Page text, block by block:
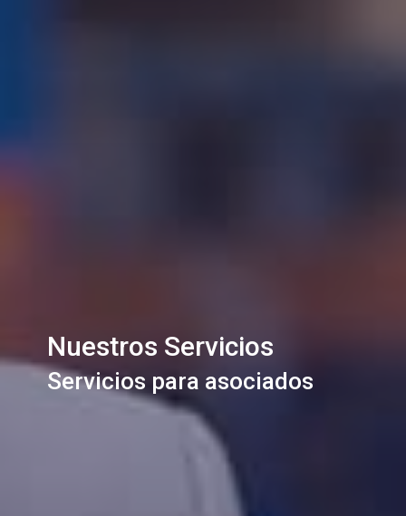
Nuestros Servicios
Servicios para asociados